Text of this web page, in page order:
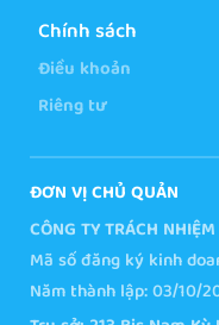
Chính sách
Điều khoản
Riêng tư
ĐƠN VỊ CHỦ QUẢN
CÔNG TY TRÁCH
Mã số đăng ký kinh
Năm thành lập: 03/10/